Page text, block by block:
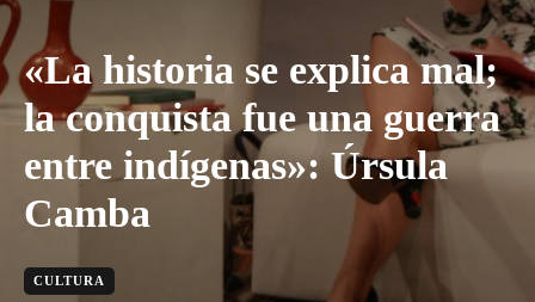
«La historia se explica mal;
la conquista fue una guerra
entre indígenas»: Úrsula
Camba
CULTURA